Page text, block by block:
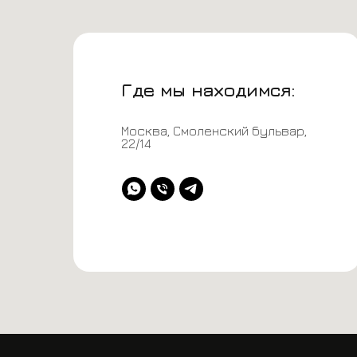
Где мы находимся:
Москва, Смоленский бульвар,
22/14
Контакты
+7 (993) 911-27-98
@P1Manager
+7 (993) 911-27-98